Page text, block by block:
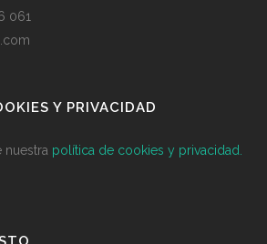
061
Y PRIVACIDAD
nuestra política de cookies y privacidad.